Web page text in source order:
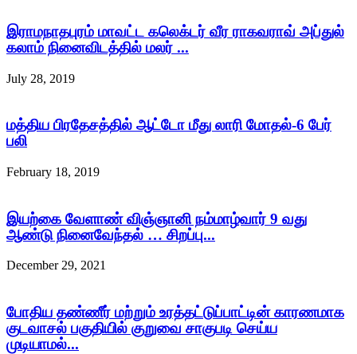
இராமநாதபுரம் மாவட்ட கலெக்டர் வீர ராகவராவ் அப்துல்
கலாம் நினைவிடத்தில் மலர் ...
July 28, 2019
மத்திய பிரதேசத்தில் ஆட்டோ மீது லாரி மோதல்-6 பேர்
பலி
February 18, 2019
இயற்கை வேளாண் விஞ்ஞானி நம்மாழ்வார் 9 வது
ஆண்டு நினைவேந்தல் … சிறப்பு...
December 29, 2021
போதிய தண்ணீர் மற்றும் உரத்தட்டுப்பாட்டின் காரணமாக
குடவாசல் பகுதியில் குறுவை சாகுபடி செய்ய
முடியாமல்...